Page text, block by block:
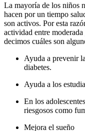
La mayoría de los niños
hacen por un tiempo
son activos. Por esta
actividad entre
decimos cuáles son
Ayuda a prevenir
diabetes.
Ayuda a los
En los
riesgosos como
Mejora el sueño